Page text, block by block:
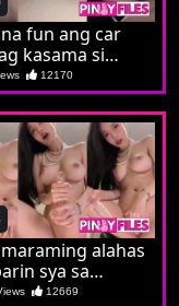
fun ang car
kasama si
12170
alahas
sya sa
12669